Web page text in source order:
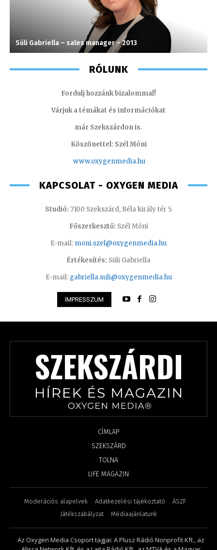
Süli Gabriella – sales manager – 2013
RÓLUNK
Fordulj hozzánk bizalommal!
Várjuk a témákat és információkat
már Szekszárdon is.
Köszönettel: Szél Móni
www.oxygenmedia.hu
KAPCSOLAT - OXYGEN MEDIA
Studió: 7100 Szekszárd, Béla király tér 5.
Főszerkesztő: Szél Móni
E-mail: moni.szel@oxygenmedia.hu
Értékesítés: Süli Gabriella
E-mail: gabriella.suli@oxygenmedia.hu
IMPRESSZUM
CÍMLAP
SZEKSZÁRD
TOLNA
LIFE MAGAZIN
Moderációs alapelvek Adatkezelési tájékoztató
ÁSZF
Játékszabályzat
Médiaajánlatunk
Az Oxygen Media Csoport tagjai: A Plusz Rádió Nonprofit Kft., az